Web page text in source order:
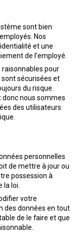
sont bien
Nos
et une
de l’employé.
pour
sécurisées et
du risque.
donc nous sommes
des utilisateurs
personnelles
de mettre à jour ou
possession à
la loi.
votre
des données en tout
de le faire et que